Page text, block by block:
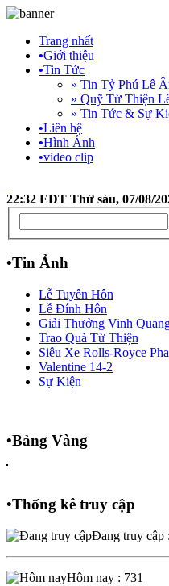
Trang nhất
•Giới thiệu
•Tin Tức
» Tin Tỷ Phú Lê
» Quỹ Từ Thiện
» Tin Tức & Sự
•Liên hệ
•Hình Ảnh
•video clip
22:32 EDT Thứ sáu, 07/08/
•Tin Ảnh
Lễ Tuyên Hôn
Lễ Đính Hôn
Giải Thưởng Vinh
Trao Quà Từ Thiện
Siêu Xe Rolls-Royce
Valentine 14-2
Sự Kiện
•Bảng Vàng
•Thống kê truy cập
Đang truy cập
Hôm nay : 731